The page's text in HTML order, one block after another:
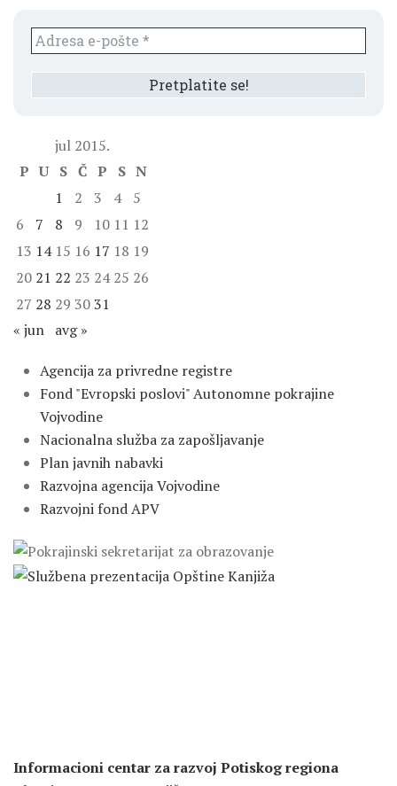
jul 2015.
P U S Č P S N
1
2 3 4
5
6
7 8 9 10 11 12
13 14 15 16 17 18 19
20 21 22 23 24 25 26
27 28 29 3031
« jun avg »
Agencija za privredne registre
Fond "Evropski poslovi" Autonomne pokrajine
Vojvodine
Nacionalna služba za zapošljavanje
Plan javnih nabavki
Razvojna agencija Vojvodine
Razvojni fond APV
Informacioni centar za razvoj Potiskog regiona